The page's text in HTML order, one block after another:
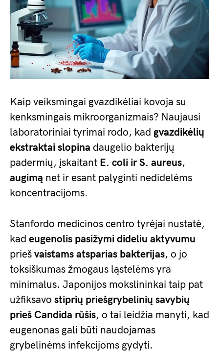
Kaip veiksmingai gvazdikėliai kovoja su
kenksmingais mikroorganizmais? Naujausi
laboratoriniai tyrimai rodo, kad gvazdikėlių
ekstraktai slopina daugelio bakterijų
padermių, įskaitant E. coli ir S. aureus,
augimą net ir esant palyginti nedidelėms
koncentracijoms.
Stanfordo medicinos centro tyrėjai nustatė,
kad eugenolis pasižymi dideliu aktyvumu
prieš vaistams atsparias bakterijas, o jo
toksiškumas žmogaus ląstelėms yra
minimalus. Japonijos mokslininkai taip pat
užfiksavo stiprių priešgrybelinių savybių
prieš Candida rūšis, o tai leidžia manyti, kad
eugenonas gali būti naudojamas
grybelinėms infekcijoms gydyti.